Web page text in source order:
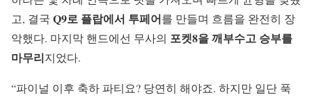
고, 결국 Q9로 플랍에서 투페어를 만들며 흐름을 완전히 장
악했다. 마지막 핸드에선 무사의 포켓8을 깨부수고 승부를
마무리지었다.
“파이널 이후 축하 파티요? 당연히 해야죠. 하지만 일단 푹